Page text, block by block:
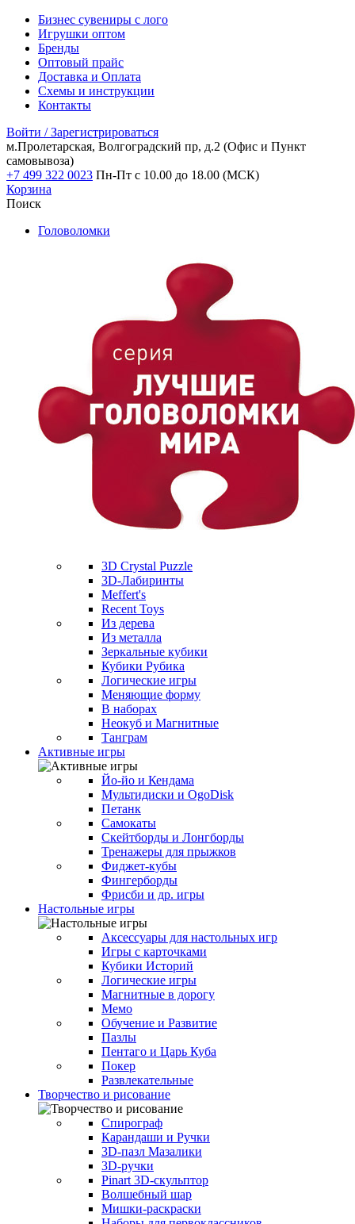
Бизнес сувениры с лого
Игрушки оптом
Бренды
Оптовый прайс
Доставка и Оплата
Схемы и инструкции
Контакты
Войти / Зарегистрироваться
м.Пролетарская, Волгоградский пр, д.2 (Офис и Пункт
самовывоза)
+7 499 322 0023 Пн-Пт с 10.00 до 18.00 (МСК)
Корзина
Поиск
Головоломки
3D Crystal Puzzle
3D-Лабиринты
Meffert's
Recent Toys
Из дерева
Из металла
Зеркальные кубики
Кубики Рубика
Логические игры
Меняющие форму
В наборах
Неокуб и Магнитные
Танграм
Активные игры
Йо-йо и Кендама
Мультидиски и OgoDisk
Петанк
Самокаты
Скейтборды и Лонгборды
Тренажеры для прыжков
Фиджет-кубы
Фингерборды
Фрисби и др. игры
Настольные игры
Аксессуары для настольных игр
Игры с карточками
Кубики Историй
Логические игры
Магнитные в дорогу
Мемо
Обучение и Развитие
Пазлы
Пентаго и Царь Куба
Покер
Развлекательные
Творчество и рисование
Спирограф
Карандаши и Ручки
3D-пазл Мазалики
3D-ручки
Pinart 3D-скульптор
Волшебный шар
Мишки-раскраски